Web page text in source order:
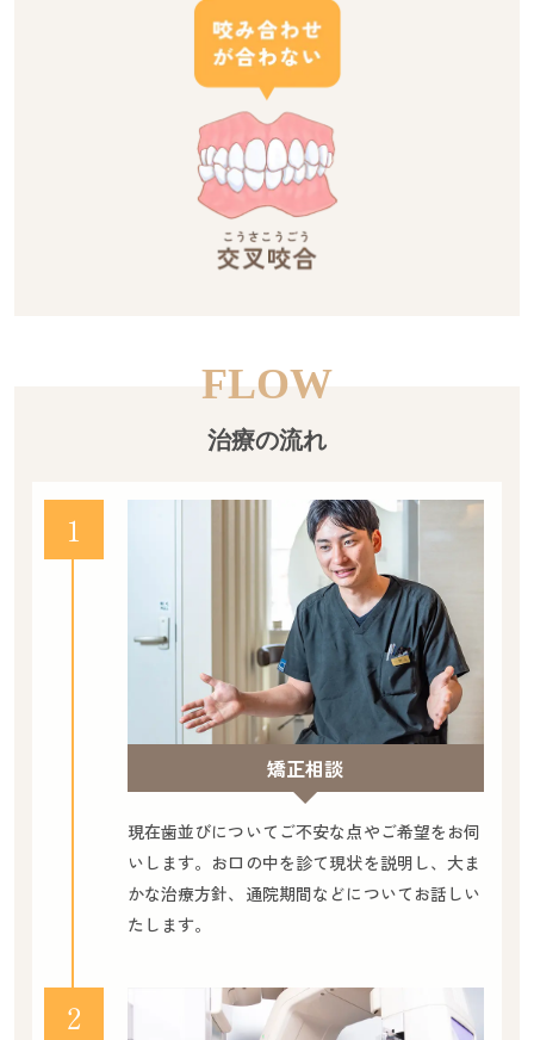
FLOW
治療の流れ
１
矯正相談
現在歯並びについてご不安な点やご希望をお伺
いします。お口の中を診て現状を説明し、大ま
かな治療方針、通院期間などについてお話しい
たします。
２